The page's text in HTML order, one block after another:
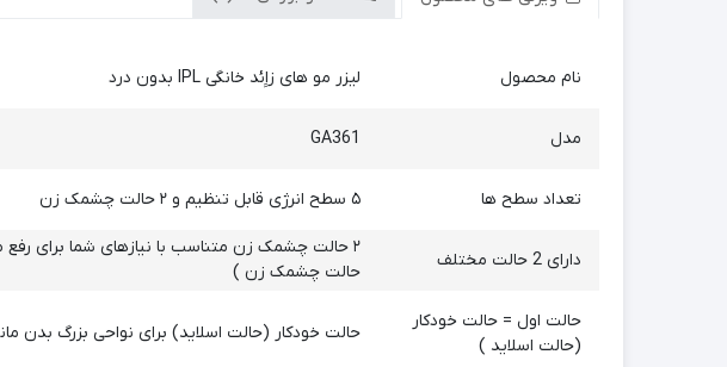
نام محصول لیزر مو های زاِِئد خانگی IPL بدون درد
مدل GA361
تعداد سطح ها ۵ سطح انرژی قابل تنظیم و ۲ حالت چشمک زن
دارای 2 حالت مختلف
۲ حالت چشمک زن متناسب با نیازهای شما برای
حالت چشمک زن )
حالت اول = حالت خودکار
(حالت اسلاید )
حالت خودکار (حالت اسلاید) برای نواحی بزرگ بدن